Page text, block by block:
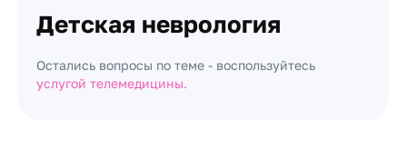
Детская неврология
Остались вопросы по теме - воспользуйтесь
услугой телемедицины.